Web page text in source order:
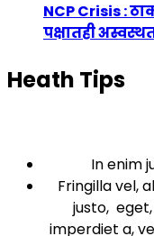
NCP Crisis :
पक्षातही
Heath Tips
In enim
Fringilla vel,
justo,
imperdiet a,